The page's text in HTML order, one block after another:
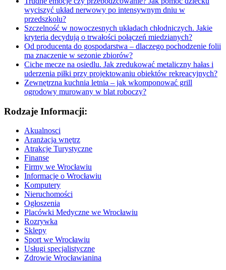
wyciszyć układ nerwowy po intensywnym dniu w
przedszkolu?
Szczelność w nowoczesnych układach chłodniczych. Jakie
kryteria decydują o trwałości połączeń miedzianych?
Od producenta do gospodarstwa – dlaczego pochodzenie folii
ma znaczenie w sezonie zbiorów?
Ciche mecze na osiedlu. Jak zredukować metaliczny hałas i
uderzenia piłki przy projektowaniu obiektów rekreacyjnych?
Zewnętrzna kuchnia letnia – jak wkomponować grill
ogrodowy murowany w blat roboczy?
Rodzaje Informacji:
Akualnosci
Aranżacja wnętrz
Atrakcje Turystyczne
Finanse
Firmy we Wrocławiu
Informacje o Wrocławiu
Komputery
Nieruchomości
Ogłoszenia
Placówki Medyczne we Wrocławiu
Rozrywka
Sklepy
Sport we Wrocławiu
Usługi specjalistyczne
Zdrowie Wrocławianina